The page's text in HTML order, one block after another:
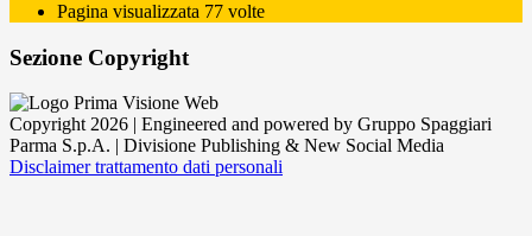
Pagina visualizzata 77 volte
Sezione Copyright
Copyright 2026 | Engineered and powered by Gruppo Spaggiari
Parma S.p.A. | Divisione Publishing & New Social Media
Disclaimer trattamento dati personali